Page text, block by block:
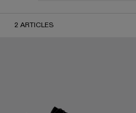
2 ARTICLES